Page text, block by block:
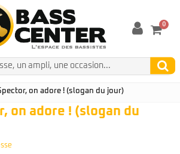
0
on adore ! (slogan du jour)
on adore ! (slogan du